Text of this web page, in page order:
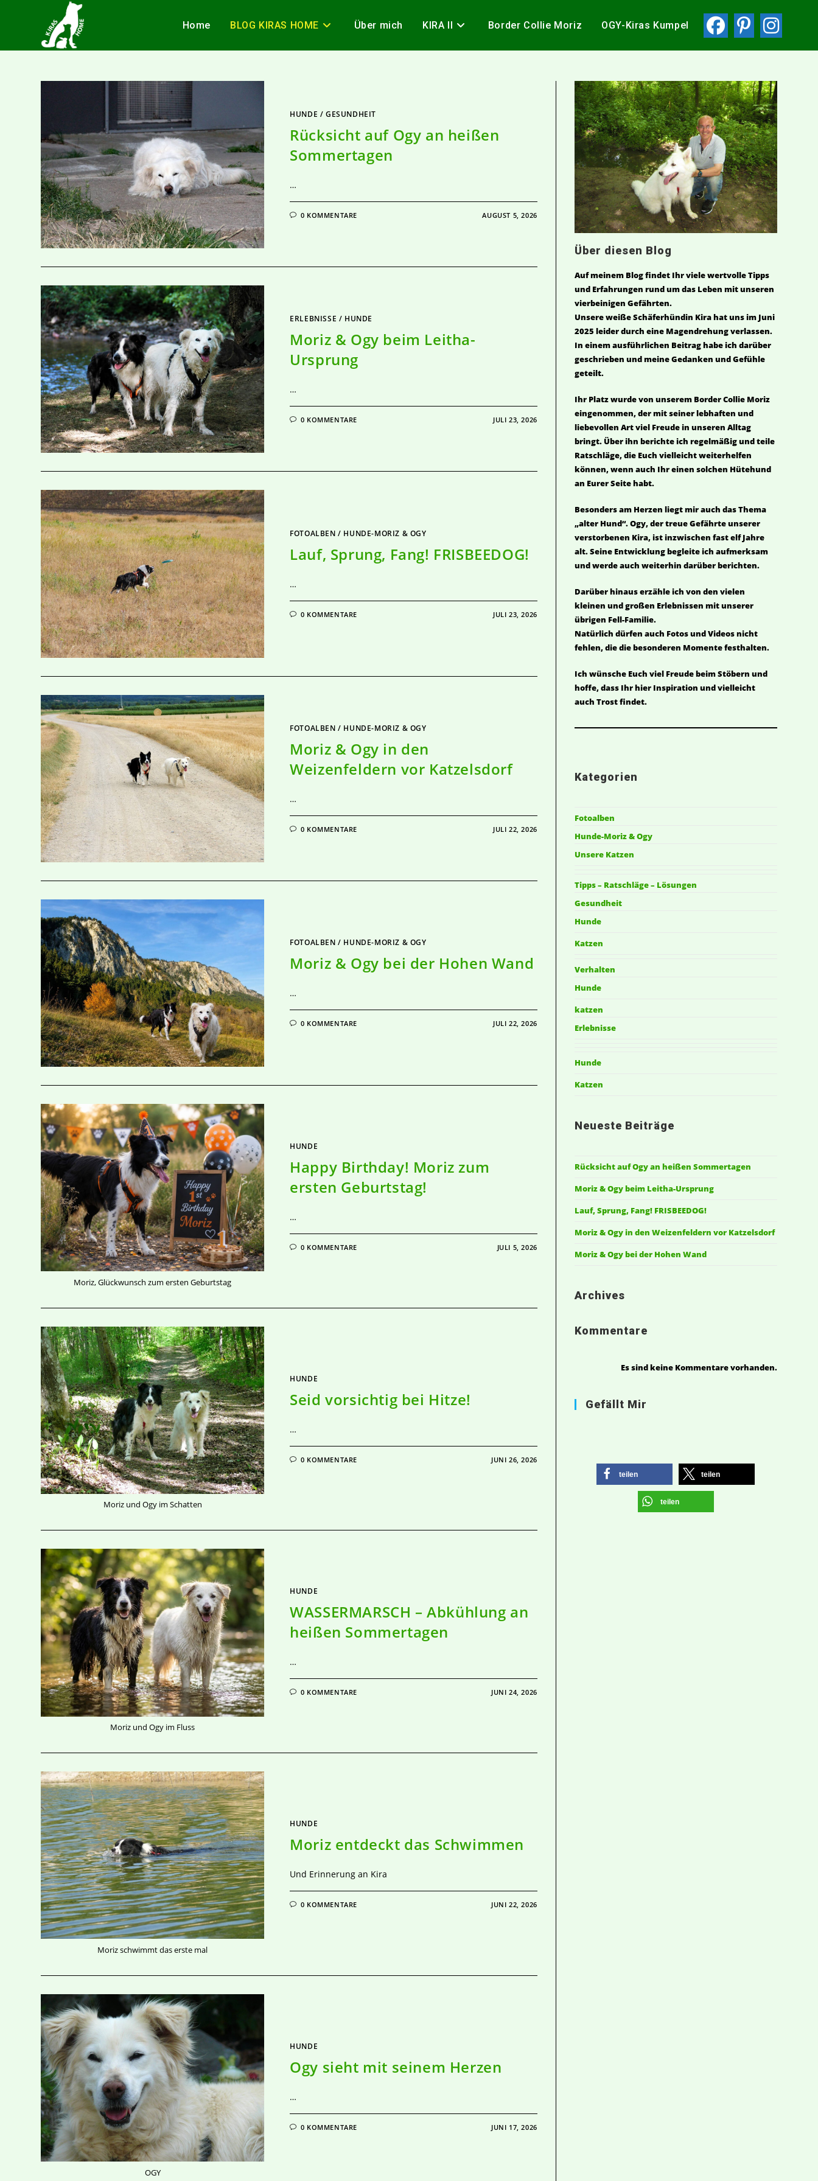
Home BLOG KIRAS HOME Über mich KIRA II Border Collie Moriz OGY-Kiras Kumpel
HUNDE /GESUNDHEIT
Rücksicht auf Ogy an heißen
Sommertagen
…
0 KOMMENTARE AUGUST 5, 2026
ERLEBNISSE / HUNDE
Moriz & Ogy beim Leitha-
Ursprung
…
0 KOMMENTARE JULI 23, 2026
FOTOALBEN / HUNDE-MORIZ & OGY
Lauf, Sprung, Fang! FRISBEEDOG!
…
0 KOMMENTARE JULI 23, 2026
FOTOALBEN / HUNDE-MORIZ & OGY
Moriz & Ogy in den
Weizenfeldern vor Katzelsdorf
…
0 KOMMENTARE JULI 22, 2026
FOTOALBEN / HUNDE-MORIZ & OGY
Moriz & Ogy bei der Hohen Wand
…
0 KOMMENTARE JULI 22, 2026
Moriz, Glückwunsch zum ersten Geburtstag
HUNDE
Happy Birthday! Moriz zum
ersten Geburtstag!
…
0 KOMMENTARE JULI 5, 2026
Moriz und Ogy im Schatten
HUNDE
Seid vorsichtig bei Hitze!
…
0 KOMMENTARE JUNI 26, 2026
Moriz und Ogy im Fluss
HUNDE
WASSERMARSCH – Abkühlung an
heißen Sommertagen
…
0 KOMMENTARE JUNI 24, 2026
Moriz schwimmt das erste mal
HUNDE
Moriz entdeckt das Schwimmen
Und Erinnerung an Kira
0 KOMMENTARE JUNI 22, 2026
OGY
HUNDE
Ogy sieht mit seinem Herzen
…
0 KOMMENTARE JUNI 17, 2026
Über diesen Blog
Auf meinem Blog findet Ihr viele wertvolle Tipps
und Erfahrungen rund um das Leben mit unseren
vierbeinigen Gefährten.
Unsere weiße Schäferhündin Kira hat uns im Juni
2025 leider durch eine Magendrehung verlassen.
In einem ausführlichen Beitrag habe ich darüber
geschrieben und meine Gedanken und Gefühle
geteilt.
Ihr Platz wurde von unserem Border Collie Moriz
eingenommen, der mit seiner lebhaften und
liebevollen Art viel Freude in unseren Alltag
bringt. Über ihn berichte ich regelmäßig und teile
Ratschläge, die Euch vielleicht weiterhelfen
können, wenn auch Ihr einen solchen Hütehund
an Eurer Seite habt.
Besonders am Herzen liegt mir auch das Thema
„alter Hund“. Ogy, der treue Gefährte unserer
verstorbenen Kira, ist inzwischen fast elf Jahre
alt. Seine Entwicklung begleite ich aufmerksam
und werde auch weiterhin darüber berichten.
Darüber hinaus erzähle ich von den vielen
kleinen und großen Erlebnissen mit unserer
übrigen Fell-Familie.
Natürlich dürfen auch Fotos und Videos nicht
fehlen, die die besonderen Momente festhalten.
Ich wünsche Euch viel Freude beim Stöbern und
hoffe, dass Ihr hier Inspiration und vielleicht
auch Trost findet.
Kategorien
Fotoalben
Hunde-Moriz & Ogy
Unsere Katzen
Tipps – Ratschläge – Lösungen
Gesundheit
Hunde
Katzen
Verhalten
Hunde
katzen
Erlebnisse
Hunde
Katzen
Neueste Beiträge
Rücksicht auf Ogy an heißen Sommertagen
Moriz & Ogy beim Leitha-Ursprung
Lauf, Sprung, Fang! FRISBEEDOG!
Moriz & Ogy in den Weizenfeldern vor Katzelsdorf
Moriz & Ogy bei der Hohen Wand
Archives
Kommentare
Es sind keine Kommentare vorhanden.
Gefällt Mir
teilen teilen
teilen